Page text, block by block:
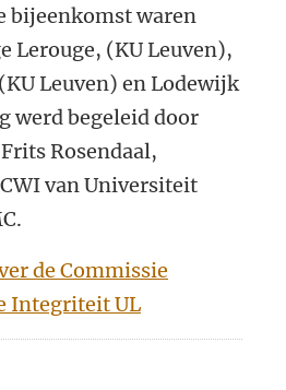
bijeenkomst waren
Lerouge, (KU Leuven),
Leuven) en Lodewijk
werd begeleid door
Rosendaal,
van Universiteit
de Commissie
Integriteit UL
WhatsApp
via Mastodon